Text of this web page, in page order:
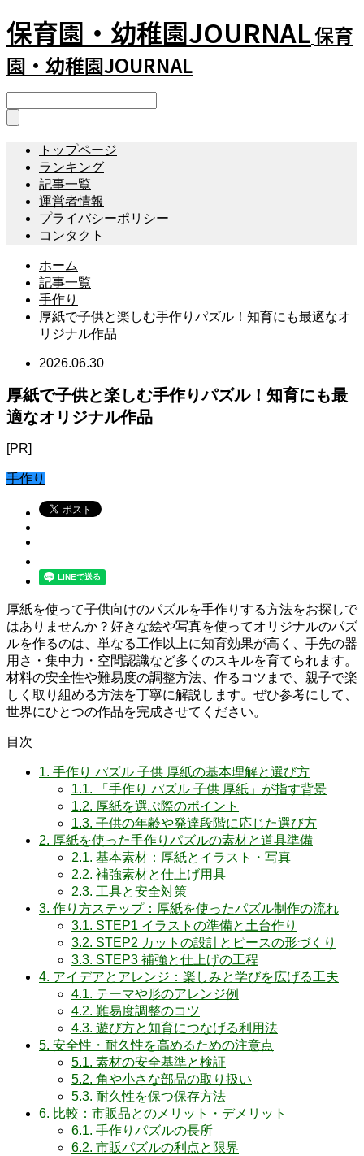
保育園・幼稚園JOURNAL保育
園・幼稚園JOURNAL
トップページ
ランキング
記事一覧
運営者情報
プライバシーポリシー
コンタクト
ホーム
記事一覧
手作り
厚紙で子供と楽しむ手作りパズル！知育にも最適なオ
リジナル作品
2026.06.30
厚紙で子供と楽しむ手作りパズル！知育にも最
適なオリジナル作品
[PR]
手作り
厚紙を使って子供向けのパズルを手作りする方法をお探しで
はありませんか？好きな絵や写真を使ってオリジナルのパズ
ルを作るのは、単なる工作以上に知育効果が高く、手先の器
用さ・集中力・空間認識など多くのスキルを育てられます。
材料の安全性や難易度の調整方法、作るコツまで、親子で楽
しく取り組める方法を丁寧に解説します。ぜひ参考にして、
世界にひとつの作品を完成させてください。
目次
1. 手作り パズル 子供 厚紙の基本理解と選び方
1.1. 「手作り パズル 子供 厚紙」が指す背景
1.2. 厚紙を選ぶ際のポイント
1.3. 子供の年齢や発達段階に応じた選び方
2. 厚紙を使った手作りパズルの素材と道具準備
2.1. 基本素材：厚紙とイラスト・写真
2.2. 補強素材と仕上げ用具
2.3. 工具と安全対策
3. 作り方ステップ：厚紙を使ったパズル制作の流れ
3.1. STEP1 イラストの準備と土台作り
3.2. STEP2 カットの設計とピースの形づくり
3.3. STEP3 補強と仕上げの工程
4. アイデアとアレンジ：楽しみと学びを広げる工夫
4.1. テーマや形のアレンジ例
4.2. 難易度調整のコツ
4.3. 遊び方と知育につなげる利用法
5. 安全性・耐久性を高めるための注意点
5.1. 素材の安全基準と検証
5.2. 角や小さな部品の取り扱い
5.3. 耐久性を保つ保存方法
6. 比較：市販品とのメリット・デメリット
6.1. 手作りパズルの長所
6.2. 市販パズルの利点と限界